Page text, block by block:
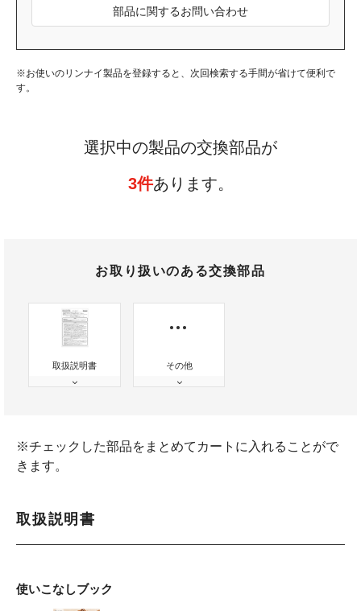
部品に関するお問い合わせ
※お使いのリンナイ製品を登録すると、次回検索する手間が省けて便利で
す。
選択中の製品の交換部品が
3件あります。
お取り扱いのある交換部品
取扱説明書 その他
※チェックした部品をまとめてカートに入れることがで
きます。
取扱説明書
使いこなしブック